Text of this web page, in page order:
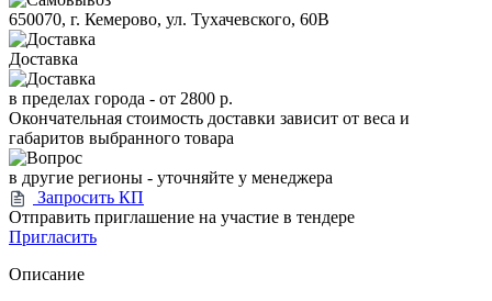
650070, г. Кемерово, ул. Тухачевского, 60В
Доставка
в пределах города - от 2800 р.
Окончательная стоимость доставки зависит от веса и
габаритов выбранного товара
в другие регионы - уточняйте у менеджера
Запросить КП
Отправить приглашение на участие в тендере
Пригласить
Описание